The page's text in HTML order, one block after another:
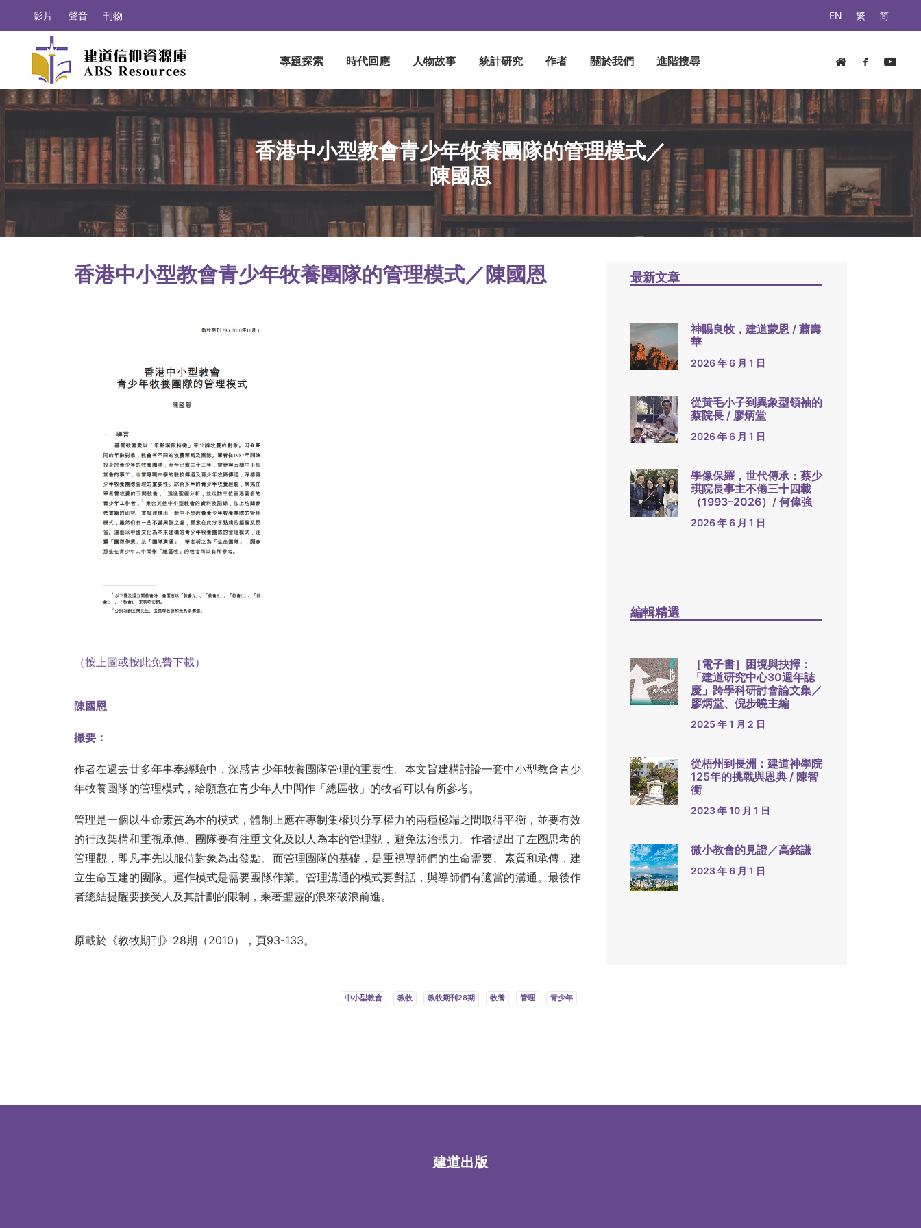
EN 繁 简
影片 聲音 刊物
專題探索 時代回應 人物故事 統計研究 作者 關於我們 進階搜尋
香港中小型教會青少年牧養團隊的管理模式／
陳國恩
香港中小型教會青少年牧養團隊的管理模式／陳國恩
（按上圖或按此免費下載）
陳國恩
撮要：
作者在過去廿多年事奉經驗中，深感青少年牧養團隊管理的重要性。本文旨建構討論一套中小型教會青少
年牧養團隊的管理模式，給願意在青少年人中間作「總區牧」的牧者可以有所參考。
管理是一個以生命素質為本的模式 ，體制上應在專制集權與分享權力的兩種極端之間取得平衡，並要有效
的行政架構和重視承傳。團隊要有注重文化及以人為本的管理觀，避免法治張力。作者提出了左圈思考的
管理觀，即 凡事先以服侍對象為出發點。 而管理團隊的基礎 ，是重視導師們的生命需要、素質和承傳，建
立生命互建的團隊。運作模式是需要團隊作業。 管理溝通的模式要對話，與導師們有適當的溝通。 最後作
者總結提醒要接受人及其計劃的限制 ， 乘著聖靈的浪來破浪前進。
原載於《教牧期刊》28期（2010），頁93-133。
最新文章
神賜良牧，建道蒙恩 / 蕭壽
華
2026 年 6 月 1 日
從黃毛小子到異象型領袖的
蔡院長 / 廖炳堂
2026 年 6 月 1 日
學像保羅，世代傳承：蔡少
琪院長事主不倦三十四載
（1993–2026）/ 何偉強
2026 年 6 月 1 日
編輯精選
［電子書］困境與抉擇：
「建道研究中心30週年誌
慶」跨學科研討會論文集／
廖炳堂、倪步曉主編
2025 年 1 月 2 日
從梧州到長洲：建道神學院
125年的挑戰與恩典 / 陳智
衡
2023 年 10 月 1 日
微小教會的見證／高銘謙
2023 年 6 月 1 日
中小型教會 教牧 教牧期刊28期 牧養 管理 青少年
建道出版